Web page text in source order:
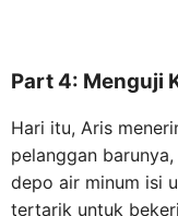
Part 4: Menguji
Hari itu, Aris
pelanggan
depo air minum isi
tertarik untuk